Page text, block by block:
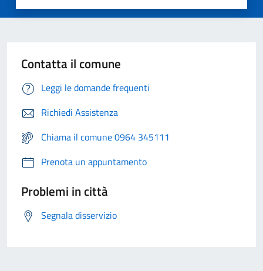
Contatta il comune
Leggi le domande frequenti
Richiedi Assistenza
Chiama il comune 0964 345111
Prenota un appuntamento
Problemi in città
Segnala disservizio